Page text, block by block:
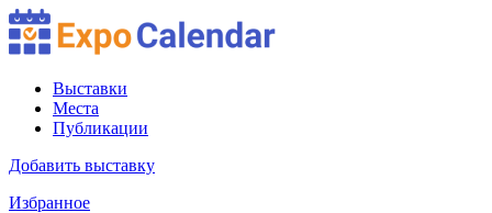
Выставки
Места
Публикации
Добавить выставку
Избранное